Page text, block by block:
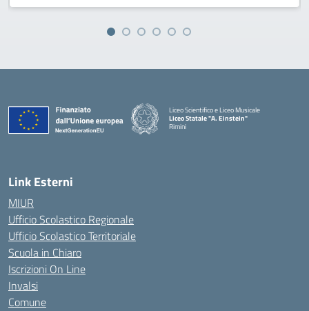
Liceo Scientifico e Liceo Musicale
Liceo Statale "A. Einstein"
Rimini
Link Esterni
MIUR
Ufficio Scolastico Regionale
Ufficio Scolastico Territoriale
Scuola in Chiaro
Iscrizioni On Line
Invalsi
Comune